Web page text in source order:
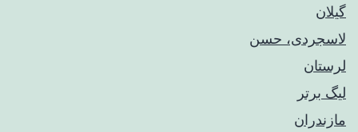
گیلان
لاسجردی، حسن
لرستان
لیگ برتر
مازندران